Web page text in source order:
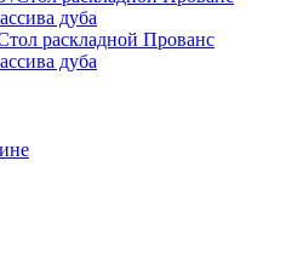
раскладной Прованс
дуба